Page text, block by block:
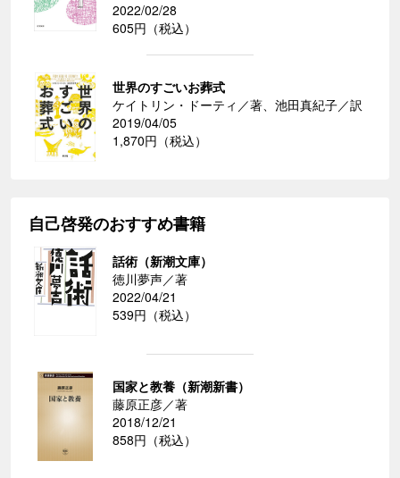
2022/02/28
605円（税込）
世界のすごいお葬式
ケイトリン・ドーティ／著、池田真紀子／訳
2019/04/05
1,870円（税込）
自己啓発のおすすめ書籍
話術（新潮文庫）
徳川夢声／著
2022/04/21
539円（税込）
国家と教養（新潮新書）
藤原正彦／著
2018/12/21
858円（税込）